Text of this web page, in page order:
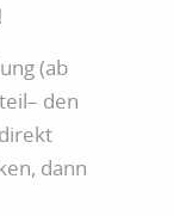
(ab
den
dann